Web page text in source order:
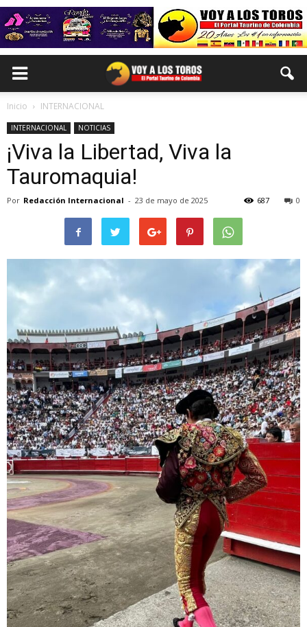
Inicio INTERNACIONAL
INTERNACIONAL NOTICIAS
¡Viva la Libertad, Viva la
Tauromaquia!
Por Redacción Internacional - 23 de mayo de 2025 0
687